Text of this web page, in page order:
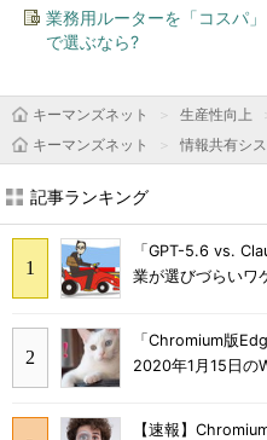
業務用ルーターを「コスパ
で選ぶなら?
キーマンズネット 生産性向上
キーマンズネット
情報共有シ
記事ランキング
「GPT-5.6 vs.
業が選びづらいワ
「Chromium版
2020年1月15日の
【速報】